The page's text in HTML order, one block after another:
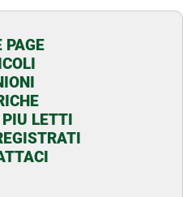
PAGE
LETTI